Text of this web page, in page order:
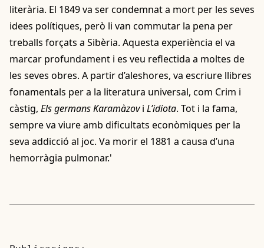
literària. El 1849 va ser condemnat a mort per les seves
idees polítiques, però li van commutar la pena per
treballs forçats a Sibèria. Aquesta experiència el va
marcar profundament i es veu reflectida a moltes de
les seves obres. A partir d’aleshores, va escriure llibres
fonamentals per a la literatura universal, com Crim i
càstig, Els germans Karamàzovi L’idiota. Tot i la fama,
sempre va viure amb dificultats econòmiques per la
seva addicció al joc. Va morir el 1881 a causa d’una
hemorràgia pulmonar.'